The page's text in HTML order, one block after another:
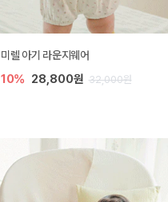
미렐 아기 라운지웨어
10% 28,800원 32,000원